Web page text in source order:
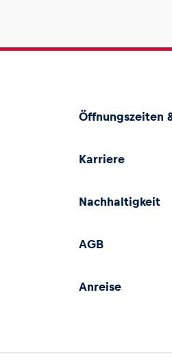
Öffnungszeiten
Karriere
Nachhaltigkeit
AGB
Anreise